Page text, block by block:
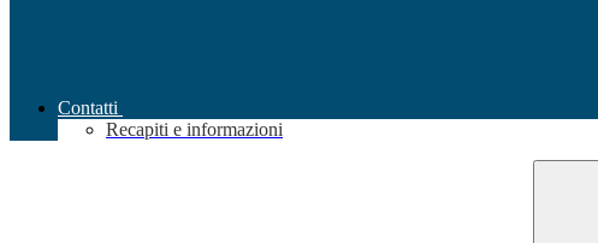
Contatti
Recapiti e informazioni